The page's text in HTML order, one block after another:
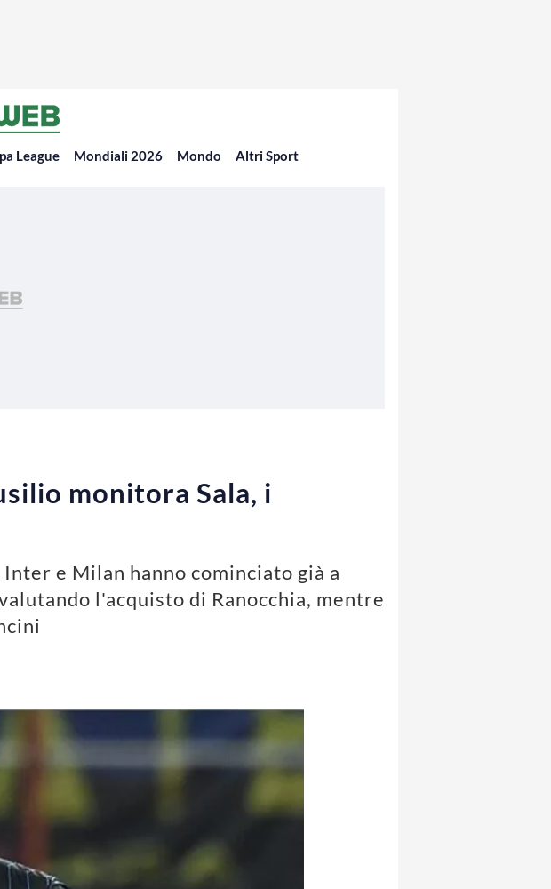
League Mondiali 2026 Mondo Altri Sport
monitora Sala, i
e Milan hanno cominciato già a
l'acquisto di Ranocchia, mentre